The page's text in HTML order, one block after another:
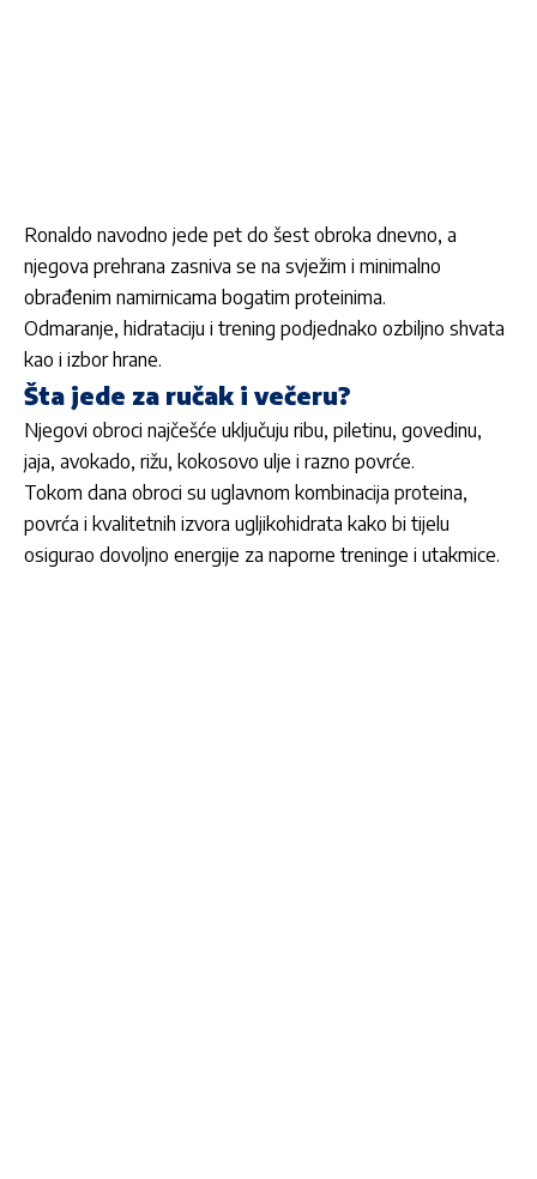
Ronaldo navodno jede pet do šest obroka dnevno, a
njegova prehrana zasniva se na svježim i minimalno
obrađenim namirnicama bogatim proteinima.
Odmaranje, hidrataciju i trening podjednako ozbiljno shvata
kao i izbor hrane.
Šta jede za ručak i večeru?
Njegovi obroci najčešće uključuju ribu, piletinu, govedinu,
jaja, avokado, rižu, kokosovo ulje i razno povrće.
Tokom dana obroci su uglavnom kombinacija proteina,
povrća i kvalitetnih izvora ugljikohidrata kako bi tijelu
osigurao dovoljno energije za naporne treninge i utakmice.